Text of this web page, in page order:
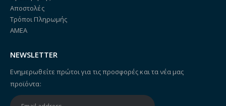
Αποστολές
Τρόποι Πληρωμής
ΑΜΕΑ
NEWSLETTER
Ενημερωθείτε πρώτοι για τις προσφορές και τα νέα μας
προϊόντα: